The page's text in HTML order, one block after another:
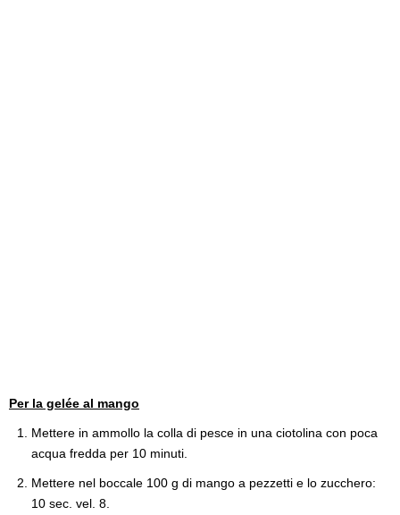
Per la gelée al mango
Mettere in ammollo la colla di pesce in una ciotolina con poca
acqua fredda per 10 minuti.
Mettere nel boccale 100 g di mango a pezzetti e lo zucchero:
10 sec. vel. 8.